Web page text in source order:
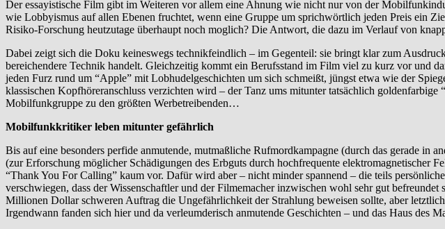
Der essayistische Film gibt im Weiteren vor allem eine Ahnung wie nicht nur von der
wie Lobbyismus auf allen Ebenen fruchtet, wenn eine Gruppe um sprichwörtlich jeden Preis ein
Risiko-Forschung heutzutage überhaupt noch moglich? Die Antwort, die dazu im Verlauf von
Dabei zeigt sich die Doku keineswegs technikfeindlich – im Gegenteil: sie bringt klar zum
bereichendere Technik handelt. Gleichzeitig kommt ein Berufsstand im Film viel zu kurz vor und
jeden Furz rund um “Apple” mit Lobhudelgeschichten um sich schmeißt, jüngst etwa wie der
klassischen Kopfhöreranschluss verzichten wird – der Tanz ums mitunter tatsächlich
Mobilfunkgruppe zu den größten Werbetreibenden…
Mobilfunkkritiker leben mitunter gefährlich
Bis auf eine besonders perfide anmutende, mutmaßliche Rufmordkampagne (durch das gerade
(zur Erforschung möglicher Schädigungen des Erbguts durch hochfrequente
“Thank You For Calling” kaum vor. Dafür wird aber – nicht minder spannend – die teils
verschwiegen, dass der Wissenschaftler und der Filmemacher inzwischen wohl sehr gut
Millionen Dollar schweren Auftrag die Ungefährlichkeit der Strahlung beweisen sollte, aber
Irgendwann fanden sich hier und da verleumderisch anmutende Geschichten – und das Haus des